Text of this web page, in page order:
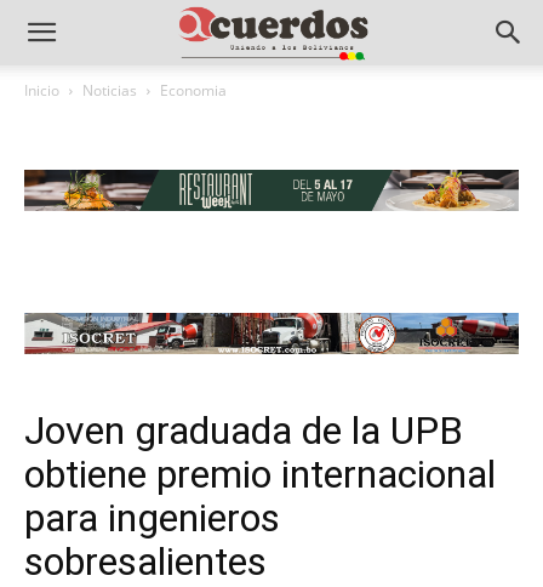
Inicio Noticias Economia
Joven graduada de la UPB
obtiene premio internacional
para ingenieros
sobresalientes